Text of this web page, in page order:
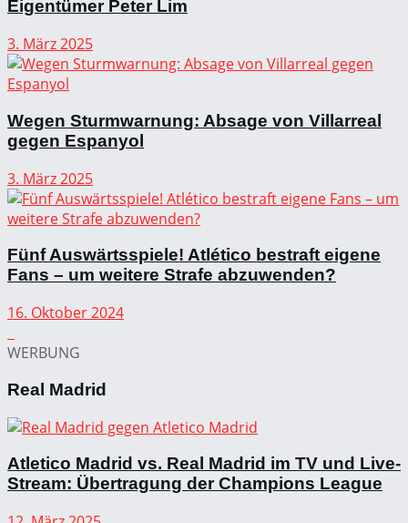
Eigentümer Peter Lim
3. März 2025
Wegen Sturmwarnung: Absage von Villarreal
gegen Espanyol
3. März 2025
Fünf Auswärtsspiele! Atlético bestraft eigene
Fans – um weitere Strafe abzuwenden?
16. Oktober 2024
WERBUNG
Real Madrid
Atletico Madrid vs. Real Madrid im TV und Live-
Stream: Übertragung der Champions League